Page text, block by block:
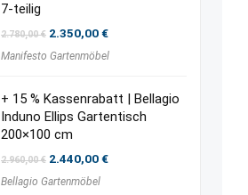
7-teilig
2.780,00€ Ursprünglicher
war:
2.350,00€Aktueller
ist:
Manifesto Gartenmöbel
+ 15 % Kassenrabatt | Bellagio
Induno Ellips Gartentisch
200×100 cm
2.960,00€ Ursprünglicher
war:
2.440,00€Aktueller
Bellagio Gartenmöbel